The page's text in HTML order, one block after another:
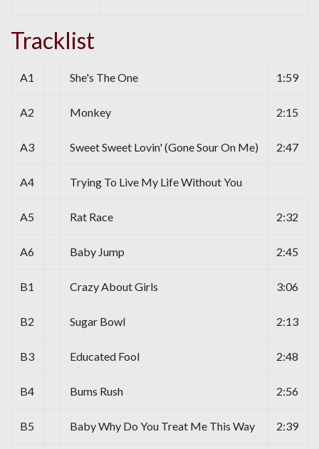
Tracklist
A1 She's The One 1:59
A2 Monkey 2:15
A3 Sweet Sweet Lovin' (Gone Sour On Me) 2:47
A4 Trying To Live My Life Without You
A5 Rat Race 2:32
A6 Baby Jump 2:45
B1 Crazy About Girls 3:06
B2 Sugar Bowl 2:13
B3 Educated Fool 2:48
B4 Bums Rush 2:56
B5 Baby Why Do You Treat Me This Way 2:39